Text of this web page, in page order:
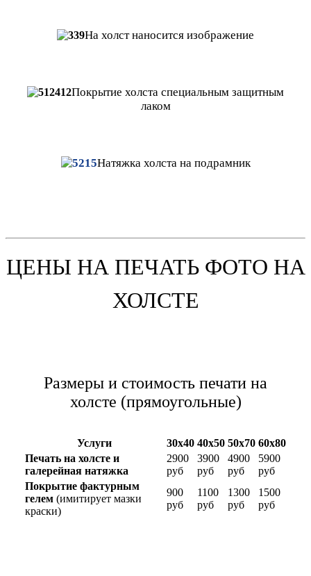
На холст наносится изображение
Покрытие холста специальным защитным
лаком
Натяжкахолста на подрамник
ЦЕНЫ НА ПЕЧАТЬ ФОТО НА
ХОЛСТЕ
Размеры и стоимость печати на
холсте (прямоугольные)
Услуги 30х40 40х50 50х70 60х80
Печать на холсте и
галерейная натяжка
2900
руб
3900
руб
4900
руб
5900
руб
Покрытие фактурным
гелем (имитирует мазки
краски)
900
руб
1100
руб
1300
руб
1500
руб